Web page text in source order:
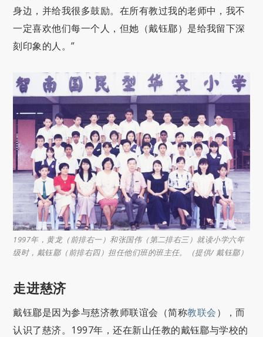
身边，并给我很多鼓励。在所有教过我的老师中，我不
一定喜欢他们每一个人，但她（戴钰郿）是给我留下深
刻印象的人。”
1997年，黄龙（前排右一）和张国伟（第二排右三）就读小学六年
级时，戴钰郿（前排右四）担任他们班的班主任。（提供/ 戴钰郿）
走进慈济
戴钰郿是因为参与慈济教师联谊会（简称教联会），而
认识了慈济。1997年，还在新山任教的戴钰郿与学校的